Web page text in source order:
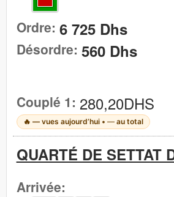
Ordre: 6 725 Dhs
Désordre: 560 Dhs
Couplé 1: 280,20DHS
🔥 —vues aujourd’hui • —au total
QUARTÉ DE SETTAT
Arrivée: